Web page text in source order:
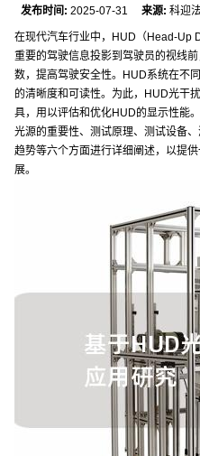
发布时间: 2025-07-31来源: 科迎
在现代汽车行业中，HUD（Head-Up
重要的驾驶信息投影到驾驶员的视线
数，提高驾驶安全性。HUD系统在不
的清晰度和可读性。为此，HUD光干
具，用以评估和优化HUD的显示性能
光源的重要性、测试原理、测试设备
趋势等六个方面进行详细阐述，以提
展。